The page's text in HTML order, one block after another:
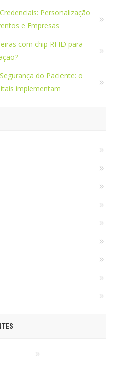
Personalização
e Empresas
com chip RFID para
do Paciente: o
implementam